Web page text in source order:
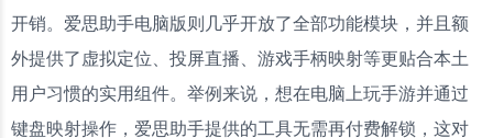
开销。爱思助手电脑版则几乎开放了全部功能模块，并且额
外提供了虚拟定位、投屏直播、游戏手柄映射等更贴合本土
用户习惯的实用组件。举例来说，想在电脑上玩手游并通过
键盘映射操作，爱思助手提供的工具无需再付费解锁，这对